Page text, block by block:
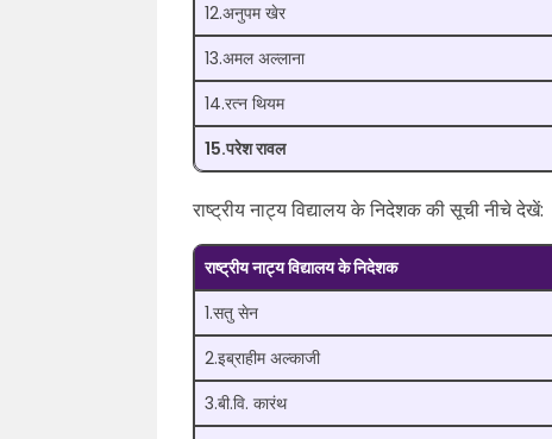
12.अनुपम खेर
13.अमल अल्लाना
14.रत्न थियम
15.परेश रावल
राष्ट्रीय नाट्य विद्यालय के निदेशक की सूची नीचे देखें:
राष्ट्रीय नाट्य विद्यालय के निदेशक
1.सतु सेन
2.इब्राहीम अल्काजी
3.बी.वि. कारंथ